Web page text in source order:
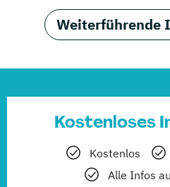
Weiterführende
Kostenloses
Kostenlos
Alle Infos